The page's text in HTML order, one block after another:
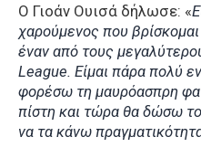
Ο Γιοάν Oυισά δήλωσε: «
χαρούμενος που
έναν από τους
League. Είμαι πάρα πολύ
φορέσω τη μαυρόασπρη
πίστη και τώρα θα δώσω
να τα κάνω